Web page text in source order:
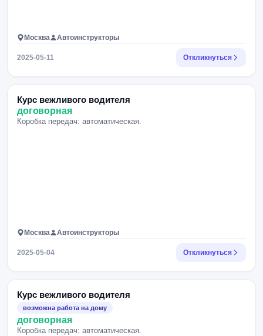
Москва Автоинструкторы
2025-05-11 Откликнуться
Курс вежливого водителя
договорная
Коробка передач: автоматическая.
Москва Автоинструкторы
2025-05-04 Откликнуться
Курс вежливого водителя
возможна работа на дому
договорная
Коробка передач: автоматическая.